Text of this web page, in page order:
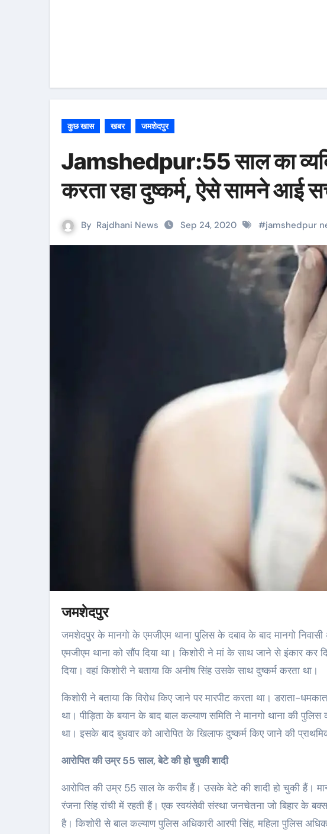
कुछ खास खबर जमशेदपुर
Jamshedpur:55 साल का
करता रहा दुष्‍कर्म, ऐसे सामने आई
By Rajdhani News Sep 24, 2020 #jamshedpur
जमशेदपुर
जमशेदपुर के मानगो के एमजीएम थाना पुलिस के दबाव के बाद मानगो निवासी अनीष सिंह ने उसके घर काम करने वाली किशोरी को मंगलवार को
एमजीएम थाना को सौंप दिया था। किशोरी ने मां के साथ जाने से इंकार
दिया। वहां किशोरी ने बताया कि अनीष सिंह उसके साथ दुष्‍कर्म करता था।
किशोरी ने बताया कि विरोध किए जाने पर मारपीट करता था। डराता-
था। पीड़िता के बयान के बाद बाल कल्याण समिति ने मानगो थाना की
था। इसके बाद बुधवार को आरोपित के खिलाफ दुष्कर्म किए जाने की
आरोपित की उम्र 55 साल, बेटे की हो चुकी शादी
आरोपित की उम्र 55 साल के करीब हैं। उसके बेटे की शादी हो चुकी हैं।
रंजना सिंह रांची में रहती हैं। एक स्वयंसेवी संस्था जनचेतना जो बिहार के
है। किशोरी से बाल कल्याण पुलिस अधिकारी आरपी सिंह, महिला पुलिस